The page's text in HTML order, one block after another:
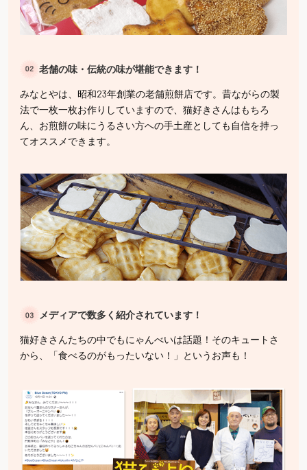
老舗の味・伝統の味が堪能できます！
みなとやは、昭和23年創業の老舗煎餅店です。昔ながらの製
法で一枚一枚お作りしていますので、猫好きさんはもちろ
ん、お煎餅の味にうるさい方への手土産としても自信を持っ
てオススメできます。
メディアで数多く紹介されています！
猫好きさんたちの中でもにゃんべいは話題！そのキュートさ
から、「食べるのがもったいない！」というお声も！